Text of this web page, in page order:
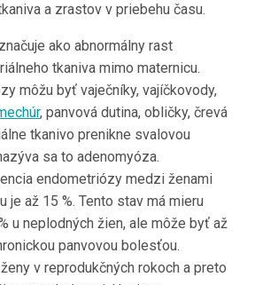
a zrastov v priebehu času.
ako abnormálny rast
tkaniva mimo maternicu.
môžu byť vaječníky, vajíčkovody,
, panvová dutina, obličky, črevá
tkanivo prenikne svalovou
sa to adenomyóza.
endometriózy medzi ženami
je až 15 %. Tento stav má mieru
u neplodných žien, ale môže byť až
panvovou bolesťou.
v reprodukčných rokoch a preto